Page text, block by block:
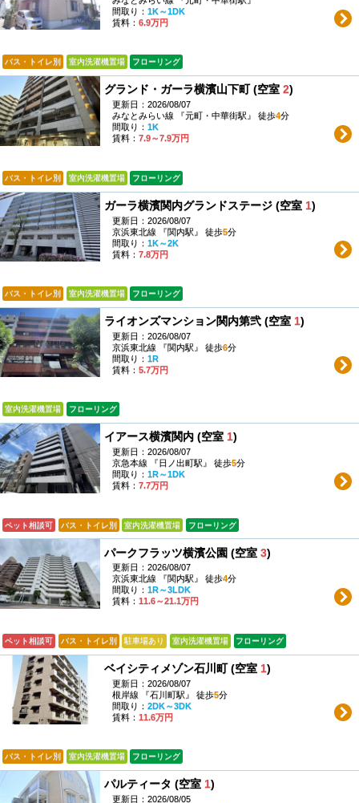
間取り： 1K～1DK
賃料： 6.9万円
バス・トイレ別 室内洗濯機置場 フローリング
グランド・ガーラ横濱山下町 (空室 2)
更新日：2026/08/07
みなとみらい線 『元町・中華街駅』 徒歩4分
間取り： 1K
賃料： 7.9～7.9万円
バス・トイレ別 室内洗濯機置場 フローリング
ガーラ横濱関内グランドステージ (空室 1)
更新日：2026/08/07
京浜東北線 『関内駅』 徒歩5分
間取り： 1K～2K
賃料： 7.8万円
バス・トイレ別 室内洗濯機置場 フローリング
ライオンズマンション関内第弐 (空室 1)
更新日：2026/08/07
京浜東北線 『関内駅』 徒歩6分
間取り： 1R
賃料： 5.7万円
室内洗濯機置場 フローリング
イアース横濱関内 (空室 1)
更新日：2026/08/07
京急本線 『日ノ出町駅』 徒歩5分
間取り： 1R～1DK
賃料： 7.7万円
ペット相談可 バス・トイレ別 室内洗濯機置場 フローリング
パークフラッツ横濱公園 (空室 3)
更新日：2026/08/07
京浜東北線 『関内駅』 徒歩4分
間取り： 1R～3LDK
賃料： 11.6～21.1万円
ペット相談可 バス・トイレ別 駐車場あり 室内洗濯機置場 フローリング
ベイシティメゾン石川町 (空室 1)
更新日：2026/08/07
根岸線 『石川町駅』 徒歩5分
間取り： 2DK～3DK
賃料： 11.6万円
バス・トイレ別 室内洗濯機置場 フローリング
パルティータ (空室 1)
更新日：2026/08/05